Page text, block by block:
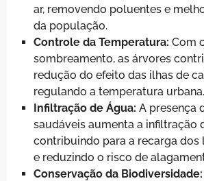
ar, removendo poluentes e
da população.
Controle da Temperatura: Com
sombreamento, as árvores
redução do efeito das ilhas de
regulando a temperatura urbana.
Infiltração de Água: A presença
saudáveis aumenta a infiltração
contribuindo para a recarga dos
e reduzindo o risco de
Conservação da Biodiversidade: